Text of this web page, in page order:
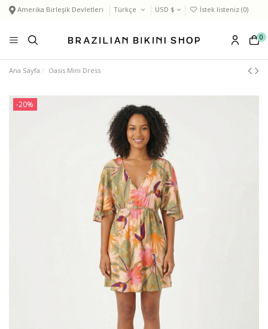
Amerika Birleşik Devletleri Türkçe USD $ İstek listeniz (0)
0
Ana Sayfa Oasis Mini Dress
-20%